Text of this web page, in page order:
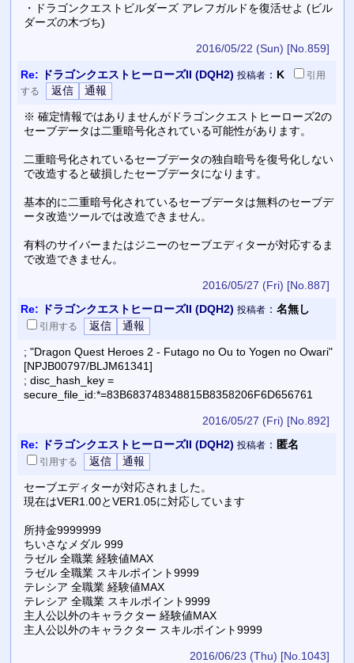
・ドラゴンクエストビルダーズ アレフガルドを復活せよ (ビル
ダーズの木づち)
2016/05/22 (Sun) [No.859]
Re: ドラゴンクエストヒーローズII (DQH2) 投稿者： K
引用
する
※ 確定情報ではありませんがドラゴンクエストヒーローズ2の
セーブデータは二重暗号化されている可能性があります。
二重暗号化されているセーブデータの独自暗号を復号化しない
で改造すると破損したセーブデータになります。
基本的に二重暗号化されているセーブデータは無料のセーブデ
ータ改造ツールでは改造できません。
有料のサイバーまたはジニーのセーブエディターが対応するま
で改造できません。
2016/05/27 (Fri) [No.887]
Re: ドラゴンクエストヒーローズII (DQH2) 投稿者： 名無し
引用する
; "Dragon Quest Heroes 2 - Futago no Ou to Yogen no Owari"
[NPJB00797/BLJM61341]
; disc_hash_key =
secure_file_id:*=83B683748348815B8358206F6D656761
2016/05/27 (Fri) [No.892]
Re: ドラゴンクエストヒーローズII (DQH2) 投稿者： 匿名
引用する
セーブエディターが対応されました。
現在はVER1.00とVER1.05に対応しています
所持金9999999
ちいさなメダル 999
ラゼル 全職業 経験値MAX
ラゼル 全職業 スキルポイント9999
テレシア 全職業 経験値MAX
テレシア 全職業 スキルポイント9999
主人公以外のキャラクター 経験値MAX
主人公以外のキャラクター スキルポイント9999
2016/06/23 (Thu) [No.1043]